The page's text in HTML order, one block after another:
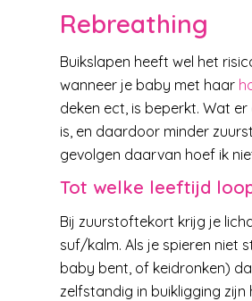
Rebreathing
Buikslapen heeft wel het
wanneer je baby met haar
deken ect, is beperkt. Wat er
is, en daardoor minder
gevolgen daarvan hoef ik
Tot welke leeftijd
Bij zuurstoftekort krijg je
suf/kalm. Als je spieren niet
baby bent, of keidronken)
zelfstandig in buikligging